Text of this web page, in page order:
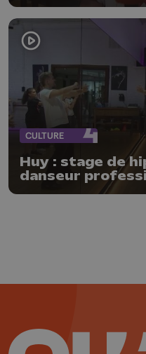
CULTURE
Huy : stage de
danseur